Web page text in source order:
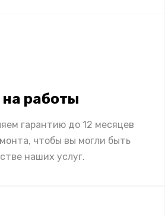
на работы
гарантию до 12 месяцев
чтобы вы могли быть
наших услуг.